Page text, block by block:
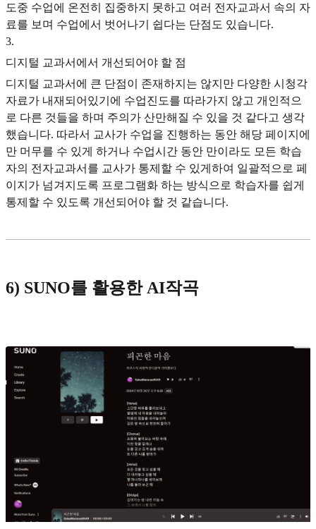
도중 수업에 온전히 집중하지 못하고 여러 전자교과서 속의 자
료를 보며 수업에서 벗어나기 쉽다는 단점도 있습니다.
3.
디지털 교과서에서 개선되어야 할 점
디지털 교과서에 큰 단점이 존재하지는 않지만 다양한 시청각
자료가 내재되어있기에 수업진도를 따라가지 않고 개인적으
로 다른 것들을 하며 주의가 산만해질 수 있을 것 같다고 생각
했습니다. 따라서 교사가 수업을 진행하는 동안 해당 페이지에
만 머무를 수 있게 하거나 수업시간 동안 만이라도 모든 학습
자의 전자교과서를 교사가 통제할 수 있게하여 일괄적으로 페
이지가 넘겨지도록 프로그램화 하는 방식으로 학습자를 쉽게
통제할 수 있도록 개선되어야 할 것 같습니다.
6) SUNO를 활용한 AI작곡